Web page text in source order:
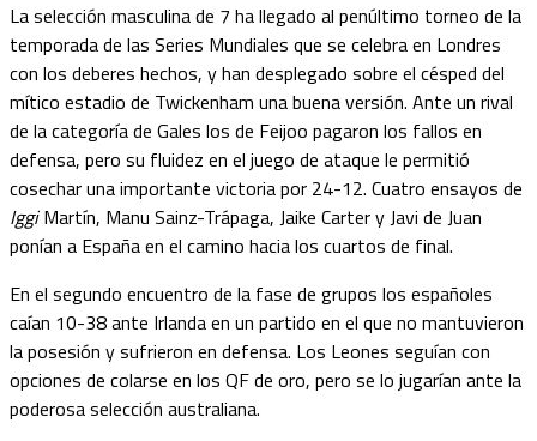
La selección masculina de 7 ha llegado al penúltimo torneo de la
temporada de las Series Mundiales que se celebra en Londres
con los deberes hechos, y han desplegado sobre el césped del
mítico estadio de Twickenham una buena versión. Ante un rival
de la categoría de Gales los de Feijoo pagaron los fallos en
defensa, pero su fluidez en el juego de ataque le permitió
cosechar una importante victoria por 24-12. Cuatro ensayos de
IggiMartín, Manu Sainz-Trápaga, Jaike Carter y Javi de Juan
ponían a España en el camino hacia los cuartos de final.
En el segundo encuentro de la fase de grupos los españoles
caían 10-38 ante Irlanda en un partido en el que no mantuvieron
la posesión y sufrieron en defensa. Los Leones seguían con
opciones de colarse en los QF de oro, pero se lo jugarían ante la
poderosa selección australiana.